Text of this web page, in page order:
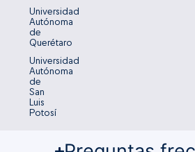
Universidad
Autónoma
de
Querétaro
Universidad
Autónoma
de
San
Luis
Potosí